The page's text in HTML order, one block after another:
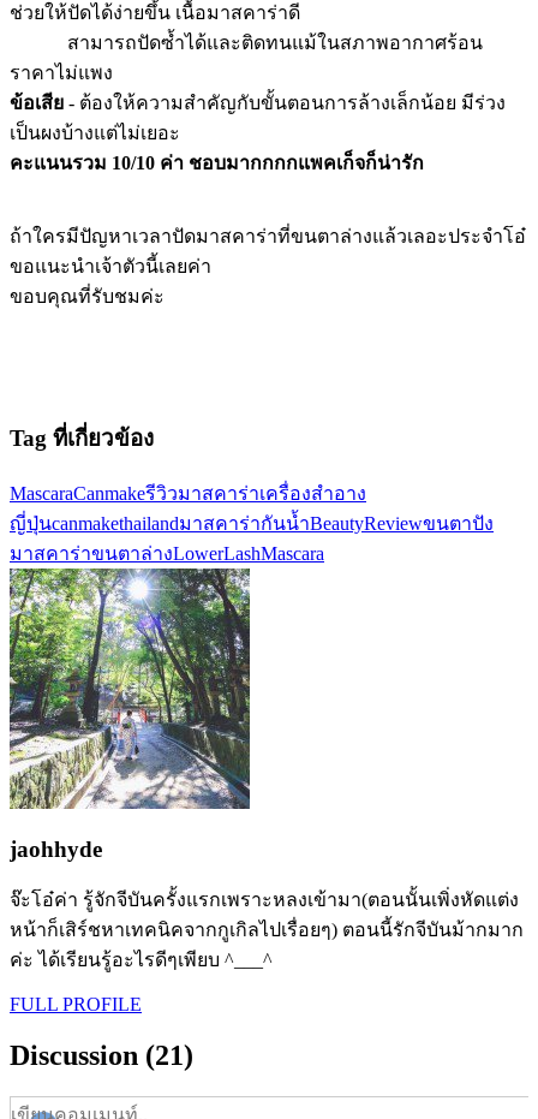
ช่วยให้ปัดได้ง่ายขึ้น เนื้อมาสคาร่าดี
สามารถปัดซ้ำได้และติดทนแม้ในสภาพอากาศร้อน
ราคาไม่แพง
ข้อเสีย - ต้องให้ความสำคัญกับขั้นตอนการล้างเล็กน้อย มีร่วง
เป็นผงบ้างแต่ไม่เยอะ
คะแนนรวม 10/10 ค่า ชอบมากกกกแพคเก็จก็น่ารัก
ถ้าใครมีปัญหาเวลาปัดมาสคาร่าที่ขนตาล่างแล้วเลอะประจำโอ๋
ขอแนะนำเจ้าตัวนี้เลยค่า
ขอบคุณที่รับชมค่ะ
Tag ที่เกี่ยวข้อง
MascaraCanmakeรีวิวมาสคาร่าเครื่องสำอาง
ญี่ปุ่นcanmakethailandมาสคาร่ากันน้ำBeautyReviewขนตาปัง
มาสคาร่าขนตาล่างLowerLashMascara
jaohhyde
จ๊ะโอ๋ค่า รู้จักจีบันครั้งแรกเพราะหลงเข้ามา(ตอนนั้นเพิ่งหัดแต่ง
หน้าก็เสิร์ชหาเทคนิคจากกูเกิลไปเรื่อยๆ) ตอนนี้รักจีบันม้ากมาก
ค่ะ ได้เรียนรู้อะไรดีๆเพียบ ^___^
FULL PROFILE
Discussion (21)